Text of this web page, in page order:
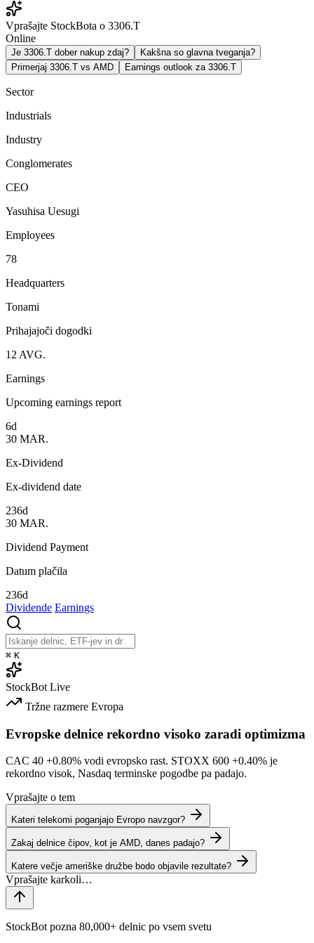
Vprašajte StockBota o 3306.T
Online
Je 3306.T dober nakup zdaj?
Kakšna so glavna tveganja?
Primerjaj 3306.T vs AMD
Earnings outlook za 3306.T
Sector
Industrials
Industry
Conglomerates
CEO
Yasuhisa Uesugi
Employees
78
Headquarters
Tonami
Prihajajoči dogodki
12 AVG.
Earnings
Upcoming earnings report
6d
30 MAR.
Ex-Dividend
Ex-dividend date
236d
30 MAR.
Dividend Payment
Datum plačila
236d
Dividende Earnings
⌘ K
StockBot Live
Tržne razmere Evropa
Evropske delnice rekordno visoko zaradi optimizma
CAC 40 +0.80% vodi evropsko rast. STOXX 600 +0.40% je
rekordno visok, Nasdaq terminske pogodbe pa padajo.
Vprašajte o tem
Kateri telekomi poganjajo Evropo navzgor?
Zakaj delnice čipov, kot je AMD, danes padajo?
Katere večje ameriške družbe bodo objavile rezultate?
StockBot pozna 80,000+ delnic po vsem svetu